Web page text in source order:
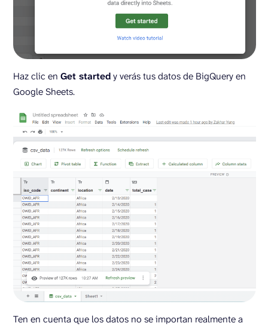
Haz clic en Get startedy verás tus datos de BigQuery en
Google Sheets.
Ten en cuenta que los datos no se importan realmente a